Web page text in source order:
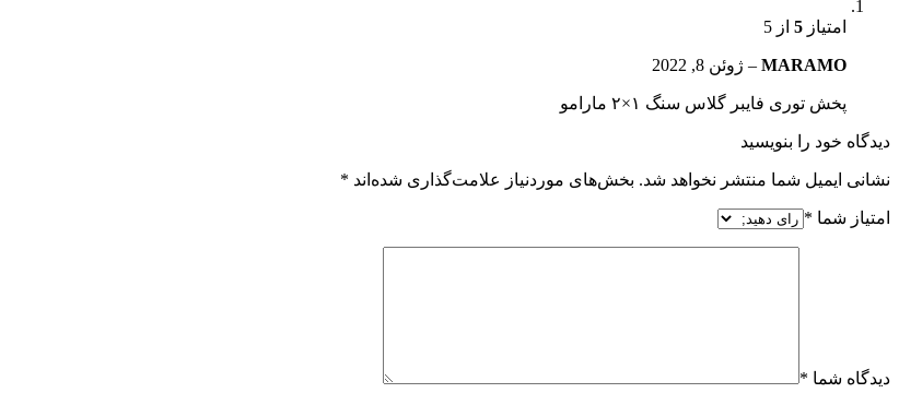
امتیاز 5 از 5
MARAMO
– ژوئن 8, 2022
پخش توری فایبر گلاس سنگ ۱×۲ مارامو
دیدگاه خود را بنویسید
نشانی ایمیل شما منتشر نخواهد شد. بخش‌های موردنیاز علامت‌گذاری شده‌اند *
امتیاز شما *
دیدگاه شما *